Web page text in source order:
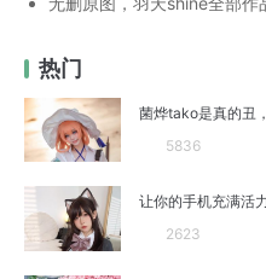
热门
菌烨tako是真的丑
5836
让你的手机充满活
2623